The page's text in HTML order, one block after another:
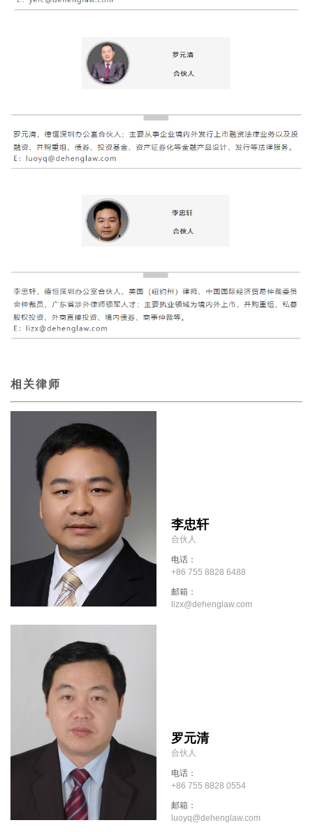
相关律师
李忠轩
合伙人
电话：
+86 755 8828 6488
邮箱：
lizx@dehenglaw.com
罗元清
合伙人
电话：
+86 755 8828 0554
邮箱：
luoyq@dehenglaw.com